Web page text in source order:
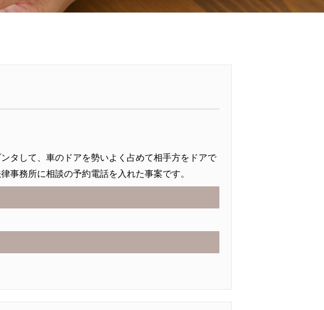
タして、車のドアを勢いよく占めて相手方をドアで
事務所に相談の予約電話を入れた事案です。